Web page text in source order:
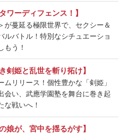
タワーディフェンス！】
が蔓延る極限世界で、セクシー＆
ルバトル！特別なシチュエーショ
もう！
き剣姫と乱世を斬り拓け】
ムリリース！個性豊かな「剣姫」
会い、武應学園塾を舞台に巻き起
な戦いへ！
の娘が、宮中を揺るがす】